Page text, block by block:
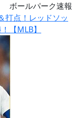
ボールパーク速報
打点！レッドソッ
【MLB】